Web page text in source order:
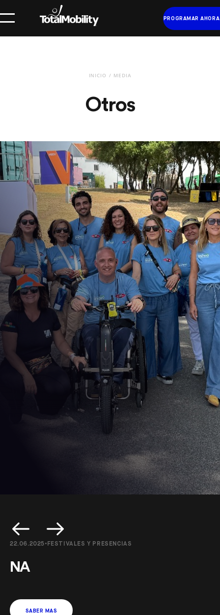
PROGRAMAR AHORA
INICIO MEDIA
Otros
30.08.2024 FESTIVALES Y PRESENCIAS
SABER MAS